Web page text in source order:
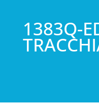
1383Q-